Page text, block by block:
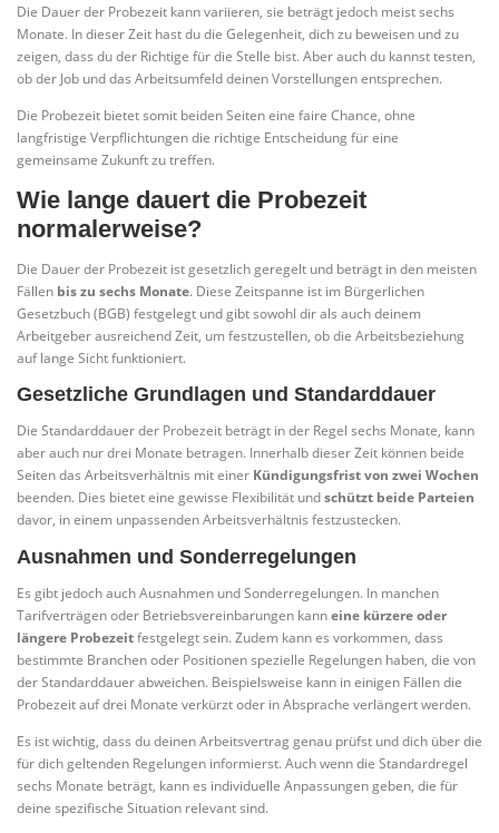
Die Dauer der Probezeit kann variieren, sie beträgt jedoch meist sechs
Monate. In dieser Zeit hast du die Gelegenheit, dich zu beweisen und zu
zeigen, dass du der Richtige für die Stelle bist. Aber auch du kannst testen,
ob der Job und das Arbeitsumfeld deinen Vorstellungen entsprechen.
Die Probezeit bietet somit beiden Seiten eine faire Chance, ohne
langfristige Verpflichtungen die richtige Entscheidung für eine
gemeinsame Zukunft zu treffen.
Wie lange dauert die Probezeit
normalerweise?
Die Dauer der Probezeit ist gesetzlich geregelt und beträgt in den meisten
Fällen bis zu sechs Monate. Diese Zeitspanne ist im Bürgerlichen
Gesetzbuch (BGB) festgelegt und gibt sowohl dir als auch deinem
Arbeitgeber ausreichend Zeit, um festzustellen, ob die Arbeitsbeziehung
auf lange Sicht funktioniert.
Gesetzliche Grundlagen und Standarddauer
Die Standarddauer der Probezeit beträgt in der Regel sechs Monate, kann
aber auch nur drei Monate betragen. Innerhalb dieser Zeit können beide
Seiten das Arbeitsverhältnis mit einer Kündigungsfrist von zwei Wochen
beenden. Dies bietet eine gewisse Flexibilität undschützt beide Parteien
davor, in einem unpassenden Arbeitsverhältnis festzustecken.
Ausnahmen und Sonderregelungen
Es gibt jedoch auch Ausnahmen und Sonderregelungen. In manchen
Tarifverträgen oder Betriebsvereinbarungen kanneine kürzere oder
längere Probezeitfestgelegt sein. Zudem kann es vorkommen, dass
bestimmte Branchen oder Positionen spezielle Regelungen haben, die von
der Standarddauer abweichen. Beispielsweise kann in einigen Fällen die
Probezeit auf drei Monate verkürzt oder in Absprache verlängert werden.
Es ist wichtig, dass du deinen Arbeitsvertrag genau prüfst und dich über die
für dich geltenden Regelungen informierst. Auch wenn die Standardregel
sechs Monate beträgt, kann es individuelle Anpassungen geben, die für
deine spezifische Situation relevant sind.